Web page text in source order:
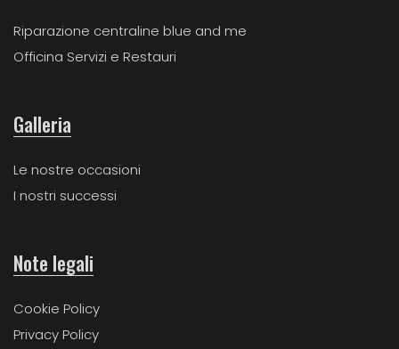
Riparazione centraline blue and me
Officina Servizi e Restauri
Galleria
Le nostre occasioni
I nostri successi
Note legali
Cookie Policy
Privacy Policy